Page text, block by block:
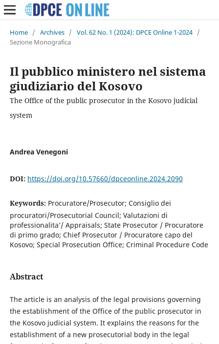
Home / Archives / Vol. 62 No. 1 (2024): DPCE Online 1-2024 /
Sezione Monografica
Il pubblico ministero nel sistema
giudiziario del Kosovo
The Office of the public prosecutor in the Kosovo judicial
system
Andrea Venegoni
DOI: https://doi.org/10.57660/dpceonline.2024.2090
Keywords: Procuratore/Prosecutor; Consiglio dei
procuratori/Prosecutorial Council; Valutazioni di
professionalita’/ Appraisals; State Prosecutor / Procuratore
di primo grado; Chief Prosecutor / Procuratore capo del
Kosovo; Special Prosecution Office; Criminal Procedure Code
Abstract
The article is an analysis of the legal provisions governing
the establishment of the Office of the public prosecutor in
the Kosovo judicial system. It explains the reasons for the
establishment of a new prosecutorial body in the legal